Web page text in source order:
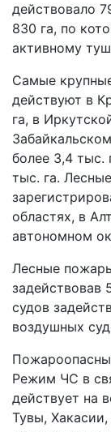
действовало
830 га, по
активному
Самые
действуют в
га, в
более 3,4 тыс.
тыс. га.
областях, в
автономном
Лесные
задействовав
судов
воздушных
Режим ЧС в
действует на
Тувы,